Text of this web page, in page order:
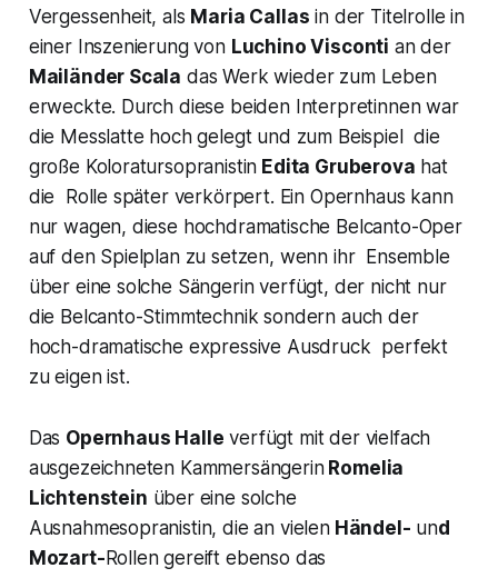
Vergessenheit, als Maria Callas in der Titelrolle in
einer Inszenierung von Luchino Visconti an der
Mailänder Scala das Werk wieder zum Leben
erweckte. Durch diese beiden Interpretinnen war
die Messlatte hoch gelegt und zum Beispiel die
große Koloratursopranistin Edita Gruberova hat
die Rolle später verkörpert. Ein Opernhaus kann
nur wagen, diese hochdramatische Belcanto-Oper
auf den Spielplan zu setzen, wenn ihr Ensemble
über eine solche Sängerin verfügt, der nicht nur
die Belcanto-Stimmtechnik sondern auch der
hoch-dramatische expressive Ausdruck perfekt
zu eigen ist.
Das Opernhaus Halle verfügt mit der vielfach
ausgezeichneten KammersängerinRomelia
Lichtenstein über eine solche
Ausnahmesopranistin, die an vielenHändel- und
Mozart- Rollen gereift ebenso das